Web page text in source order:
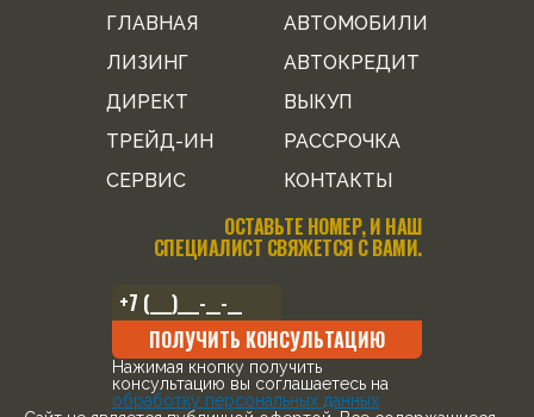
ГЛАВНАЯ
АВТОМОБИЛИ
ЛИЗИНГ
АВТОКРЕДИТ
ДИРЕКТ
ВЫКУП
ТРЕЙД-ИН
РАССРОЧКА
СЕРВИС
КОНТАКТЫ
ОСТАВЬТЕ НОМЕР, И НАШ
СПЕЦИАЛИСТ СВЯЖЕТСЯ С ВАМИ.
ПОЛУЧИТЬ КОНСУЛЬТАЦИЮ
Нажимая кнопку получить
консультацию вы соглашаетесь на
обработку персональных данных